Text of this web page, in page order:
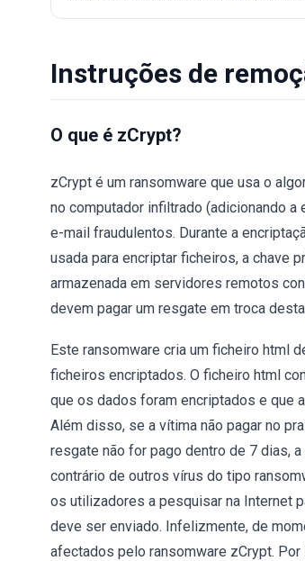
Instruções de
O que é zCrypt?
zCrypt é um ransomware que usa o
no computador infiltrado (adicionando a
e-mail fraudulentos. Durante a
usada para encriptar ficheiros, a chave
armazenada em servidores remotos
devem pagar um resgate em troca
Este ransomware cria um ficheiro html
ficheiros encriptados. O ficheiro html
que os dados foram encriptados e que
Além disso, se a vítima não pagar no
resgate não for pago dentro de 7 dias,
contrário de outros vírus do tipo
os utilizadores a pesquisar na Internet
deve ser enviado. Infelizmente, de
afectados pelo ransomware zCrypt.